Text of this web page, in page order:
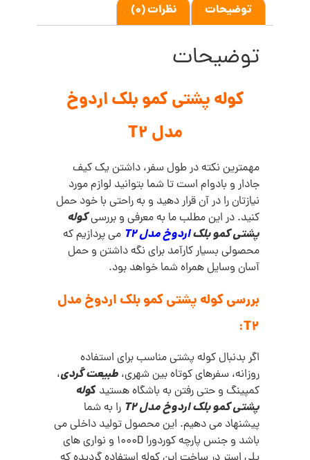
توضیحات نظرات (0)
توضیحات
کوله پشتی کمو بلک اردوخ
مدل T2
مهمترین نکته در طول سفر، داشتن یک کیف
جادار و بادوام است تا شما بتوانید لوازم مورد
نیازتان را در آن قرار دهید و به راحتی با خود حمل
کنید. در این مطلب ما به معرفی و بررسیکوله
پشتی کمو بلکاردوخ مدل T2
می پردازیم که
محصولی بسیار کارآمد برای نگه داشتن و حمل
آسان وسایل همراه شما خواهد بود.
بررسی کوله پشتی کمو بلک اردوخ مدل
T2:
اگر بدنبال کوله پشتی مناسب برای استفاده
روزانه، سفرهای کوتاه بین شهری، طبیعت گردی،
کمپینگ و حتی رفتن به باشگاه هستید کوله
پشتی کمو بلک اردوخ مدل T2
را به شما
پیشنهاد می دهیم. این محصول تولید داخلی می
باشد و جنس پارچه کوردورا 1000D و نواری های